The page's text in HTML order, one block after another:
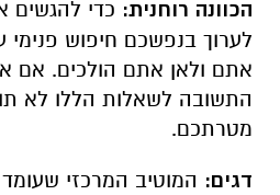
הכוונה רוחנית: כדי
לערוך בנפשכם חיפוש פנימי
אתם ולאן אתם הולכים. אם
התשובה לשאלות הללו לא
מטרתכם.
דגים: המוטיב המרכזי